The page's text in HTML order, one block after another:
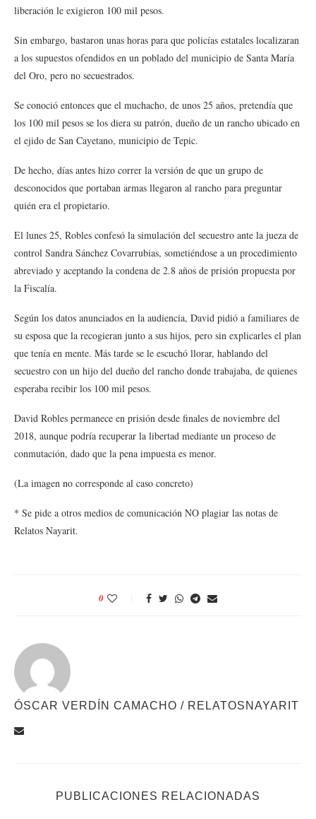
liberación le exigieron 100 mil pesos.
Sin embargo, bastaron unas horas para que policías estatales localizaran
a los supuestos ofendidos en un poblado del municipio de Santa María
del Oro, pero no secuestrados.
Se conoció entonces que el muchacho, de unos 25 años, pretendía que
los 100 mil pesos se los diera su patrón, dueño de un rancho ubicado en
el ejido de San Cayetano, municipio de Tepic.
De hecho, días antes hizo correr la versión de que un grupo de
desconocidos que portaban armas llegaron al rancho para preguntar
quién era el propietario.
El lunes 25, Robles confesó la simulación del secuestro ante la jueza de
control Sandra Sánchez Covarrubias, sometiéndose a un procedimiento
abreviado y aceptando la condena de 2.8 años de prisión propuesta por
la Fiscalía.
Según los datos anunciados en la audiencia, David pidió a familiares de
su esposa que la recogieran junto a sus hijos, pero sin explicarles el plan
que tenía en mente. Más tarde se le escuchó llorar, hablando del
secuestro con un hijo del dueño del rancho donde trabajaba, de quienes
esperaba recibir los 100 mil pesos.
David Robles permanece en prisión desde finales de noviembre del
2018, aunque podría recuperar la libertad mediante un proceso de
conmutación, dado que la pena impuesta es menor.
(La imagen no corresponde al caso concreto)
* Se pide a otros medios de comunicación NO plagiar las notas de
Relatos Nayarit.
0
ÓSCAR VERDÍN CAMACHO / RELATOSNAYARIT
PUBLICACIONES RELACIONADAS